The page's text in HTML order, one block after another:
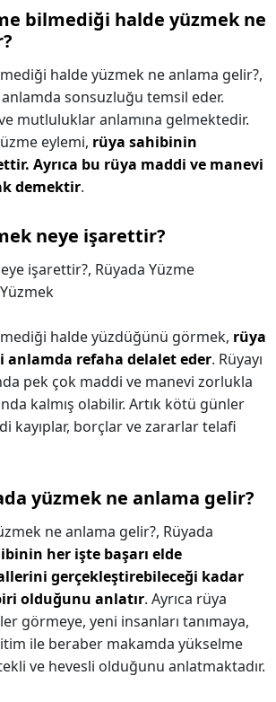
bilmediği halde yüzmek ne
halde yüzmek ne anlama gelir?,
sonsuzluğu temsil eder.
mutluluklar anlamına gelmektedir.
eylemi, rüya sahibinin
Ayrıca bu rüya maddi ve manevi
demektir.
neye işarettir?
işarettir?, Rüyada Yüzme
halde yüzdüğünü görmek, rüya
anlamda refaha delalet eder. Rüyayı
pek çok maddi ve manevi zorlukla
kalmış olabilir. Artık kötü günler
kayıplar, borçlar ve zararlar telafi
yüzmek ne anlama gelir?
ne anlama gelir?, Rüyada
her işte başarı elde
gerçekleştirebileceği kadar
olduğunu anlatır. Ayrıca rüya
görmeye, yeni insanları tanımaya,
ile beraber makamda yükselme
ve hevesli olduğunu anlatmaktadır.